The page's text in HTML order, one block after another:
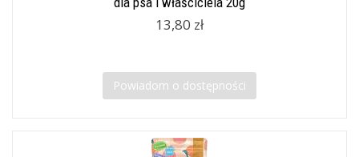
13,80 zł
Powiadom o dostępności